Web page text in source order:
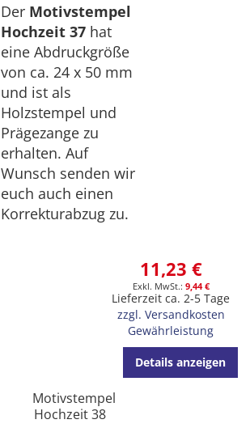
Der Motivstempel
Hochzeit 37 hat
eine Abdruckgröße
von ca. 24 x 50 mm
und ist als
Holzstempel und
Prägezange zu
erhalten. Auf
Wunsch senden wir
euch auch einen
Korrekturabzug zu.
11,23 €
9,44 €
Lieferzeit ca. 2-5 Tage
zzgl. Versandkosten
Gewährleistung
Details anzeigen
Motivstempel
Hochzeit 38